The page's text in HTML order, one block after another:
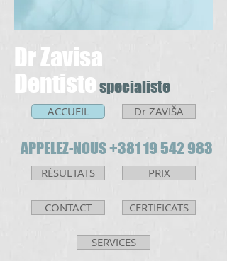
Dr Zavisa
Dentistespecialiste
ACCUEIL Dr ZAVIŠA
APPELEZ-NOUS +381 19 542 983
RÉSULTATS PRIX
CONTACT CERTIFICATS
SERVICES